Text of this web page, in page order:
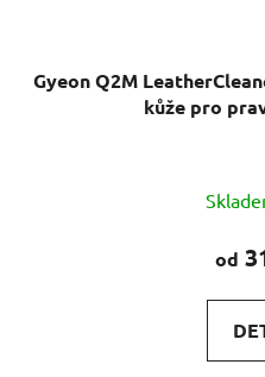
Gyeon Q2M
kůže pro
od